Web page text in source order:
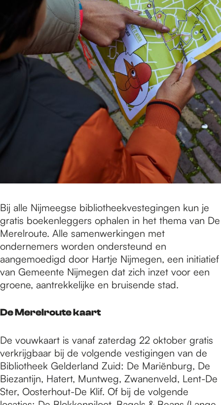
Bij alle Nijmeegse bibliotheekvestegingen kun je
gratis boekenleggers ophalen in het thema van De
Merelroute. Alle samenwerkingen met
ondernemers worden ondersteund en
aangemoedigd door Hartje Nijmegen, een initiatief
van Gemeente Nijmegen dat zich inzet voor een
groene, aantrekkelijke en bruisende stad.
De Merelroute kaart
De vouwkaart is vanaf zaterdag 22 oktober gratis
verkrijgbaar bij de volgende vestigingen van de
Bibliotheek Gelderland Zuid: De Mariënburg, De
Biezantijn, Hatert, Muntweg, Zwanenveld, Lent-De
Ster, Oosterhout-De Klif. Of bij de volgende